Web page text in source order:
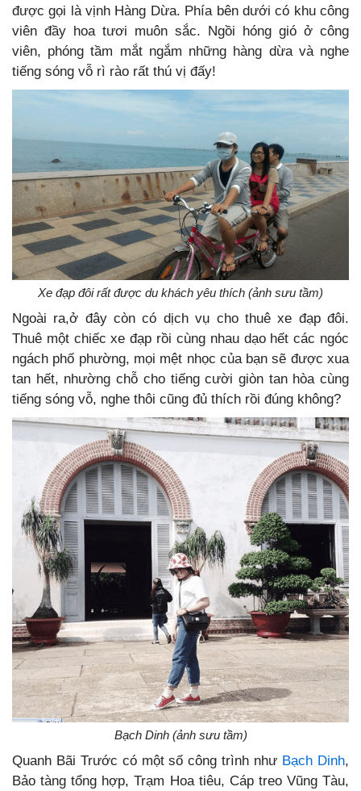
được gọi là vịnh Hàng Dừa. Phía bên dưới có khu công
viên đầy hoa tươi muôn sắc. Ngồi hóng gió ở công
viên, phóng tầm mắt ngắm những hàng dừa và nghe
tiếng sóng vỗ rì rào rất thú vị đấy!
Xe đạp đôi rất được du khách yêu thích (ảnh sưu tầm)
Ngoài ra,ở đây còn có dịch vụ cho thuê xe đạp đôi.
Thuê một chiếc xe đạp rồi cùng nhau dạo hết các ngóc
ngách phố phường, mọi mệt nhọc của bạn sẽ được xua
tan hết, nhường chỗ cho tiếng cười giòn tan hòa cùng
tiếng sóng vỗ, nghe thôi cũng đủ thích rồi đúng không?
Bạch Dinh (ảnh sưu tầm)
Quanh Bãi Trước có một số công trình như Bạch Dinh,
Bảo tàng tổng hợp, Trạm Hoa tiêu, Cáp treo Vũng Tàu,